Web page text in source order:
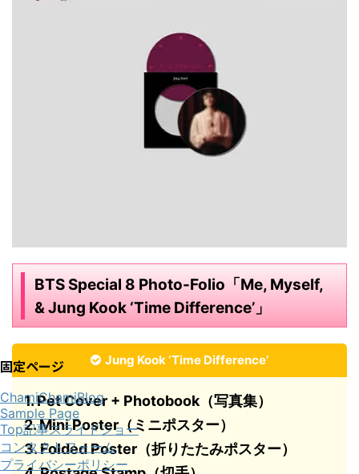
BTS Special 8 Photo-Folio「Me, Myself,
& Jung Kook ‘Time Difference’」
Jung Kook ‘Time Difference’
1. Pet Cover + Photobook（写真集）
2. Mini Poster（ミニポスター）
3. Folded Poster（折りたたみポスター）
固定ページ
ChamiChamiBlog
Sample Page
Top記事スライドショー
コンタクトフォーム
プライバシーポリシー